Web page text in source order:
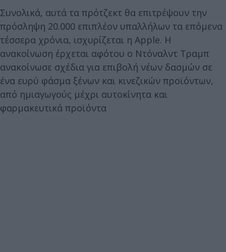
Συνολικά, αυτά τα πρότζεκτ θα επιτρέψουν την
πρόσληψη 20.000 επιπλέον υπαλλήλων τα επόμενα
τέσσερα χρόνια, ισχυρίζεται η Apple. Η
ανακοίνωση έρχεται αφότου ο Ντόναλντ Τραμπ
ανακοίνωσε σχέδια για επιβολή νέων δασμών σε
ένα ευρύ φάσμα ξένων και κινεζικών προϊόντων,
από ημιαγωγούς μέχρι αυτοκίνητα και
φαρμακευτικά προϊόντα